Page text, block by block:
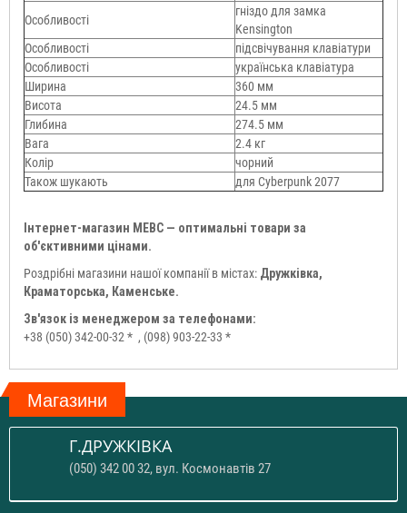
Особливості
гніздо для замка
Kensington
Особливості
підсвічування клавіатури
Особливості
українська клавіатура
Ширина
360 мм
Висота
24.5 мм
Глибина
274.5 мм
Вага
2.4 кг
Колір
чорний
Також шукають
для Cyberpunk 2077
Інтернет-магазин МЕВС — оптимальні товари за
об'єктивними цінами.
Роздрібні магазини нашої компанії в містах: Дружківка,
Краматорська, Каменське.
Зв'язок із менеджером за телефонами:
+38 (050) 342-00-32 * , (098) 903-22-33 *
Магазини
Г.ДРУЖКІВКА
(050) 342 00 32, вул. Космонавтів 27